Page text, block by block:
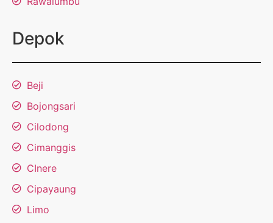
Depok
Beji
Bojongsari
Cilodong
Cimanggis
CInere
Cipayaung
Limo